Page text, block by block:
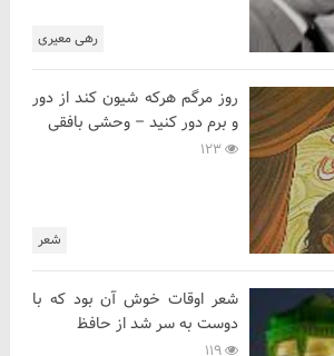
رهی معیری
شعر
روز مرگم هرکه شیون کند از دور
و برم دور کنید – وحشی بافقی
شعر اوقات خوش آن بود که با
دوست به سر شد از حافظ